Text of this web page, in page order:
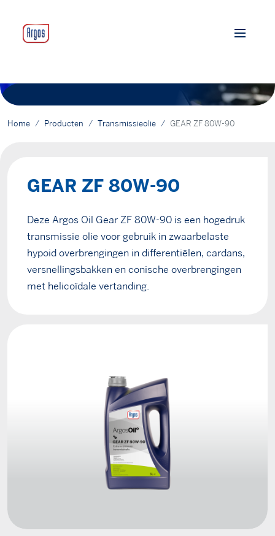
Home Producten Transmissieolie GEAR ZF 80W-90
GEAR ZF 80W-90
Deze Argos Oil Gear ZF 80W-90 is een hogedruk
transmissie olie voor gebruik in zwaarbelaste
hypoid overbrengingen in differentiëlen, cardans,
versnellingsbakken en conische overbrengingen
met helicoïdale vertanding.